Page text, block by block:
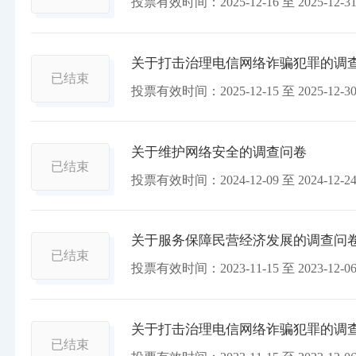
已结束
关于打击治理电信网络诈骗犯罪的调
投票有效时间： 2025-12-15至 2025-12-30
已结束
关于维护网络安全的调查问卷
投票有效时间： 2024-12-09至 2024-12-24
已结束
关于服务保障民营经济发展的调查问
投票有效时间： 2023-11-15至 2023-12-06
已结束
关于打击治理电信网络诈骗犯罪的调